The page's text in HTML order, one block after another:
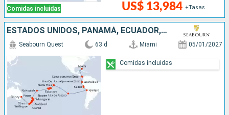
Comidas incluidas US$ 13,984 +Tasas
ESTADOS UNIDOS, PANAMÁ, ECUADOR, PERÚ, CHILE, FRANCIA, ILES COOK, TONGA, NUEVA ZELANDA, AUSTRALIA
Seabourn Quest 63 d Miami 05/01/2027
Comidas incluidas